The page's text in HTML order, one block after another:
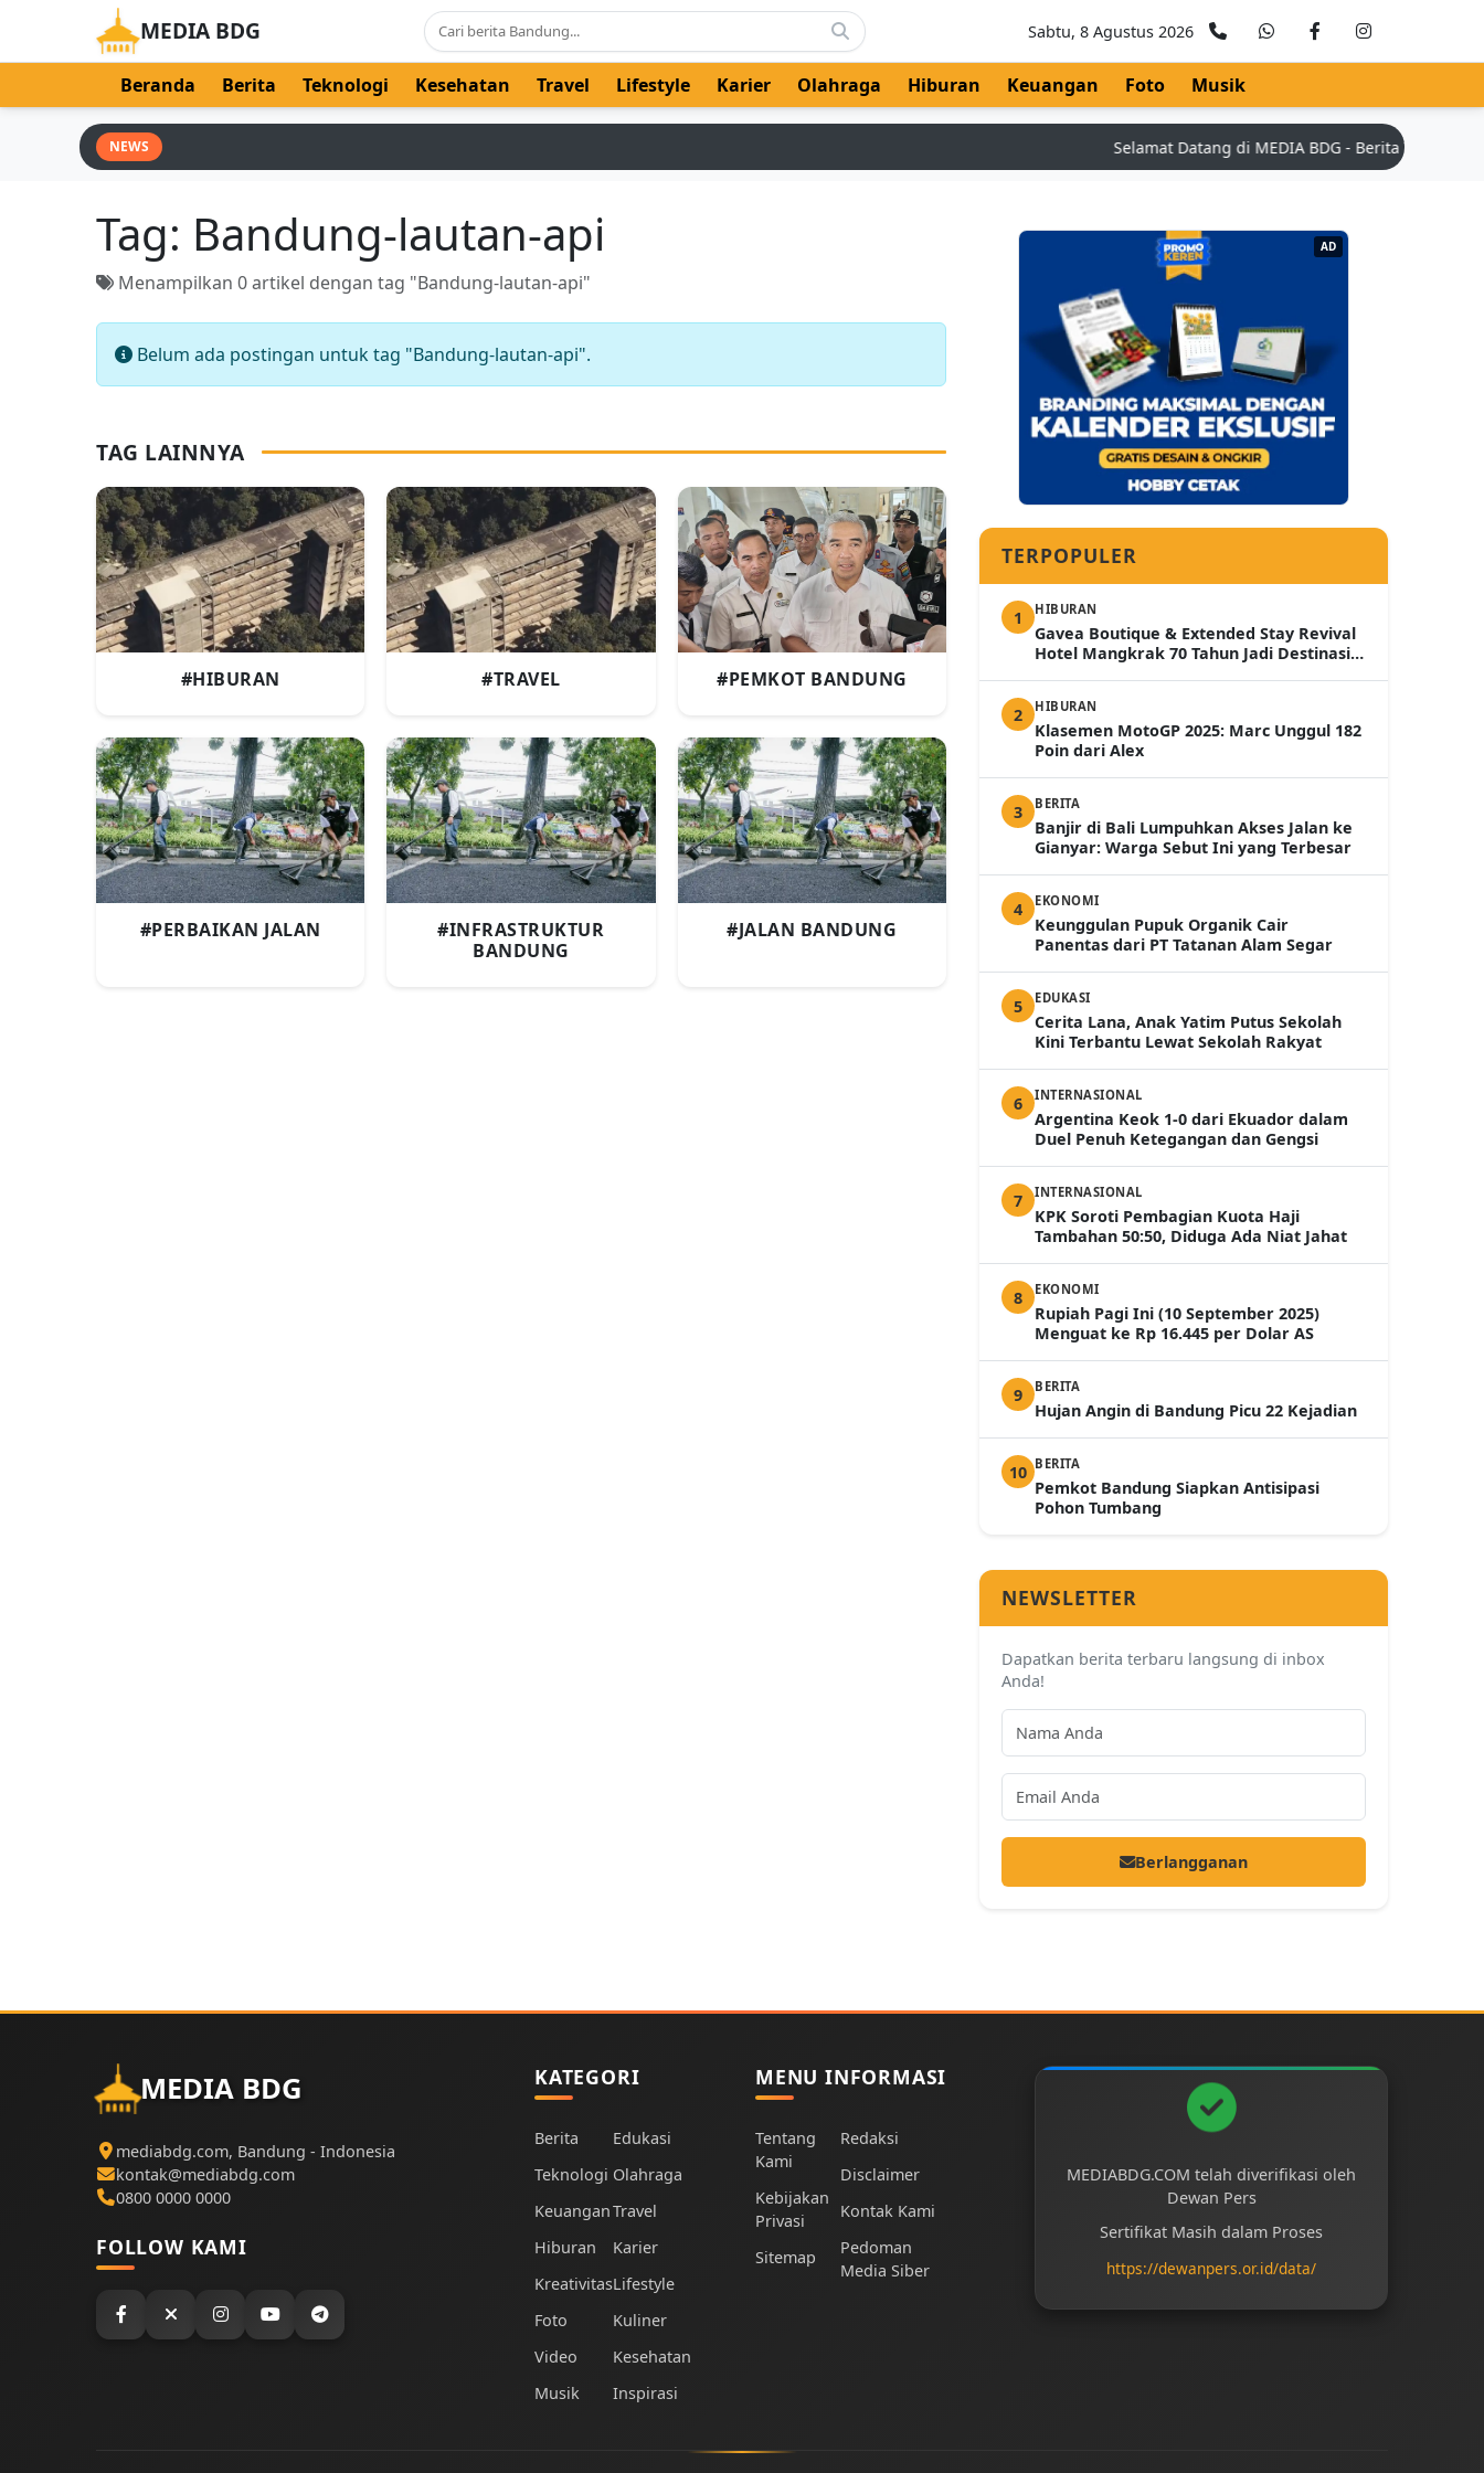
MEDIA BDG Sabtu, 8 Agustus 2026
Beranda Berita Teknologi Kesehatan Travel Lifestyle Karier Olahraga Hiburan Keuangan Foto Musik
NEWS Selamat Datang di MEDIA BDG - Berita Teknologi
Tag: Bandung-lautan-api
Menampilkan 0 artikel dengan tag "Bandung-lautan-api"
Belum ada postingan untuk tag "Bandung-lautan-api".
TAG LAINNYA
#HIBURAN #TRAVEL #PEMKOT BANDUNG
#PERBAIKAN JALAN
#INFRASTRUKTUR
BANDUNG
#JALAN BANDUNG
AD
TERPOPULER
1 HIBURAN
Gavea Boutique & Extended Stay Revival
Hotel Mangkrak 70 Tahun Jadi Destinasi
2
HIBURAN
Klasemen MotoGP 2025: Marc Unggul 182
Poin dari Alex
3 BERITA
Banjir di Bali Lumpuhkan Akses Jalan ke
Gianyar: Warga Sebut Ini yang Terbesar
4 EKONOMI
Keunggulan Pupuk Organik Cair
Panentas dari PT Tatanan Alam Segar
5 EDUKASI
Cerita Lana, Anak Yatim Putus Sekolah
Kini Terbantu Lewat Sekolah Rakyat
6 INTERNASIONAL
Argentina Keok 1-0 dari Ekuador dalam
Duel Penuh Ketegangan dan Gengsi
7 INTERNASIONAL
KPK Soroti Pembagian Kuota Haji
Tambahan 50:50, Diduga Ada Niat Jahat
8 EKONOMI
Rupiah Pagi Ini (10 September 2025)
Menguat ke Rp 16.445 per Dolar AS
9 BERITA
Hujan Angin di Bandung Picu 22 Kejadian
10 BERITA
Pemkot Bandung Siapkan Antisipasi
Pohon Tumbang
NEWSLETTER
Dapatkan berita terbaru langsung di inbox
Anda!
Berlangganan
MEDIA BDG
mediabdg.com, Bandung - Indonesia
kontak@mediabdg.com
0800 0000 0000
FOLLOW KAMI
KATEGORI
Berita
Teknologi
Keuangan
Hiburan
Kreativitas
Foto
Video
Musik
Edukasi
Olahraga
Travel
Karier
Lifestyle
Kuliner
Kesehatan
Inspirasi
MENU INFORMASI
Tentang
Kami
Kebijakan
Privasi
Sitemap
Redaksi
Disclaimer
Kontak Kami
Pedoman
Media Siber
MEDIABDG.COM telah diverifikasi oleh
Dewan Pers
Sertifikat Masih dalam Proses
https://dewanpers.or.id/data/